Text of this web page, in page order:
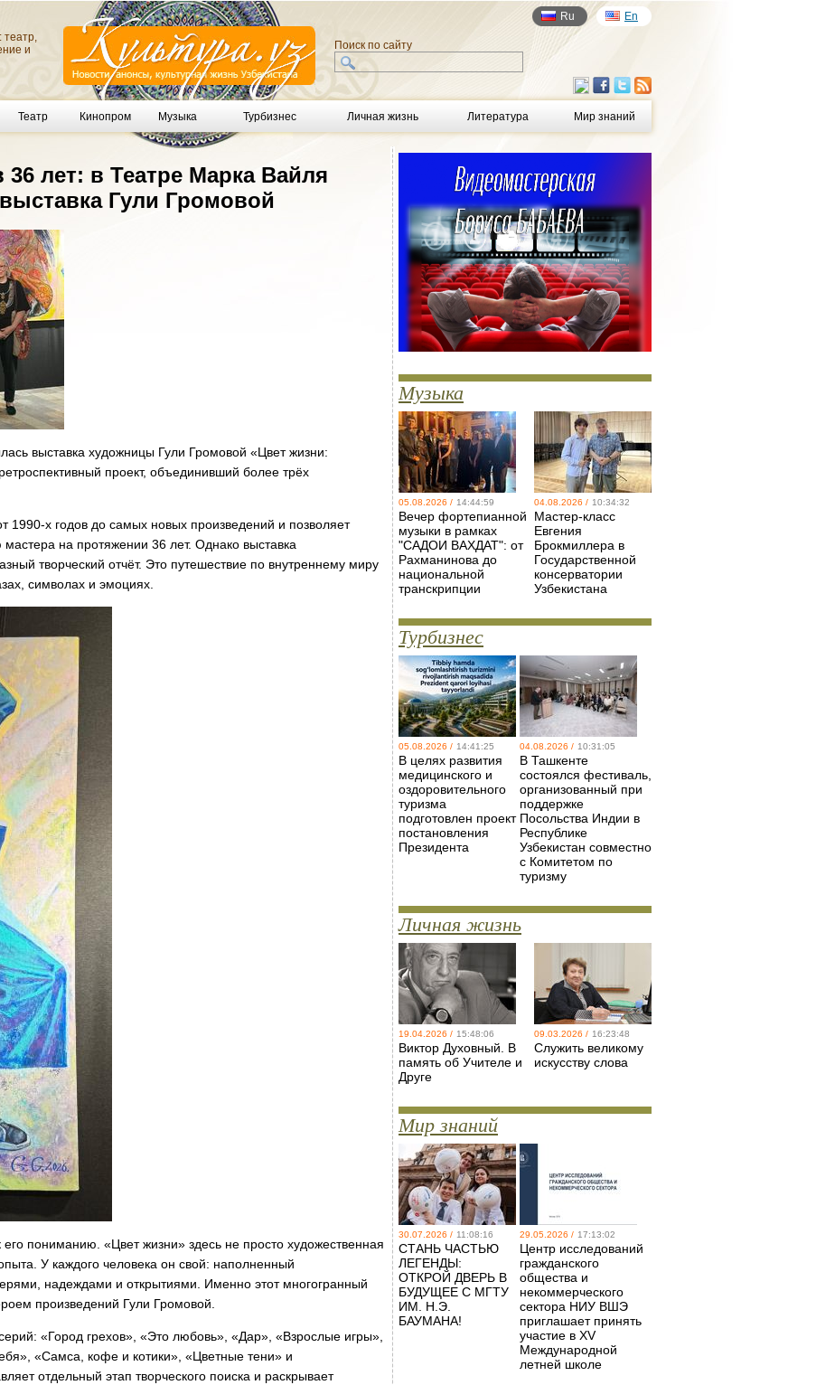
театр,
и
Ru En
Поиск по сайту
Театр Кинопром Музыка Турбизнес Личная жизнь Литература Мир знаний
лет: в Театре Марка Вайля
Гули Громовой
выставка художницы Гули Громовой «Цвет жизни:
проект, объединивший более трёх
1990-х годов до самых новых произведений и позволяет
на протяжении 36 лет. Однако выставка
творческий отчёт. Это путешествие по внутреннему миру
символах и эмоциях.
пониманию. «Цвет жизни» здесь не просто художественная
У каждого человека он свой: наполненный
надеждами и открытиями. Именно этот многогранный
произведений Гули Громовой.
«Город грехов», «Это любовь», «Дар», «Взрослые игры»,
«Самса, кофе и котики», «Цветные тени» и
отдельный этап творческого поиска и раскрывает
Музыка
05.08.2026 / 14:44:59
Вечер фортепианной
музыки в рамках
"САДОИ ВАХДАТ": от
Рахманинова до
национальной
транскрипции
04.08.2026 / 10:34:32
Мастер-класс
Евгения
Брокмиллера в
Государственной
консерватории
Узбекистана
Турбизнес
05.08.2026 / 14:41:25
В целях развития
медицинского и
оздоровительного
туризма
подготовлен проект
постановления
Президента
04.08.2026 / 10:31:05
В Ташкенте
состоялся фестиваль,
организованный при
поддержке
Посольства Индии в
Республике
Узбекистан совместно
с Комитетом по
туризму
Личная жизнь
19.04.2026 / 15:48:06
Виктор Духовный. В
память об Учителе и
Друге
09.03.2026 / 16:23:48
Служить великому
искусству слова
Мир знаний
30.07.2026 / 11:08:16
СТАНЬ ЧАСТЬЮ
ЛЕГЕНДЫ:
ОТКРОЙ ДВЕРЬ В
БУДУЩЕЕ С МГТУ
ИМ. Н.Э.
БАУМАНА!
29.05.2026 / 17:13:02
Центр исследований
гражданского
общества и
некоммерческого
сектора НИУ ВШЭ
приглашает принять
участие в XV
Международной
летней школе